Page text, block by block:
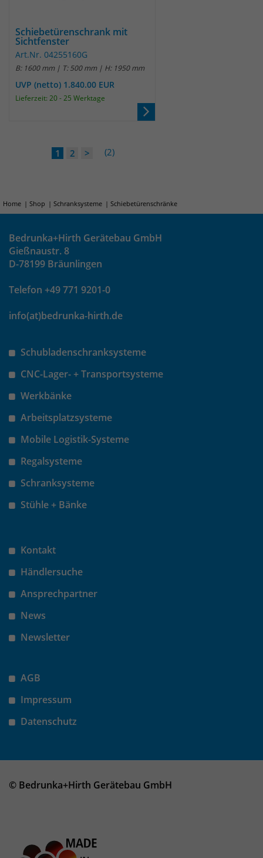
Schiebetürenschrank mit
Sichtfenster
Art.Nr. 04255160G
B: 1600 mm | T: 500 mm | H: 1950 mm
UVP (netto) 1.840.00 EUR
Lieferzeit: 20 - 25 Werktage
1 2 > (2)
Home Shop Schranksysteme Schiebetürenschränke
Bedrunka+Hirth Gerätebau GmbH
Gießnaustr. 8
D-78199 Bräunlingen
Telefon +49 771 9201-0
info(at)bedrunka-hirth.de
Schubladenschranksysteme
CNC-Lager- + Transportsysteme
Werkbänke
Arbeitsplatzsysteme
Mobile Logistik-Systeme
Regalsysteme
Schranksysteme
Stühle + Bänke
Kontakt
Händlersuche
Ansprechpartner
News
Newsletter
AGB
Impressum
Datenschutz
© Bedrunka+Hirth Gerätebau GmbH